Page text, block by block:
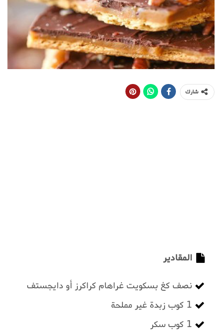
شارك
المقادير
نصف كغ بسكويت غراهام كراكرز أو دايجستف
1 كوب زبدة غير مملحة
1 كوب سكر